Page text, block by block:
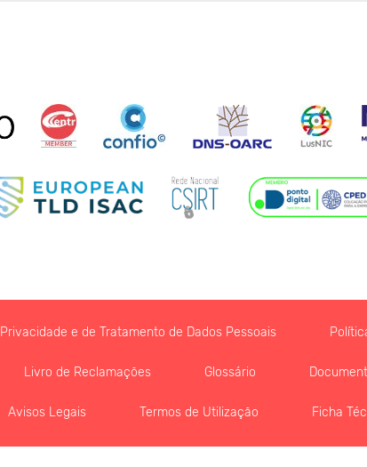
e de Tratamento de Dados Pessoais
Livro de Reclamações Glossário
Avisos Legais Termos de Utilização Ficha